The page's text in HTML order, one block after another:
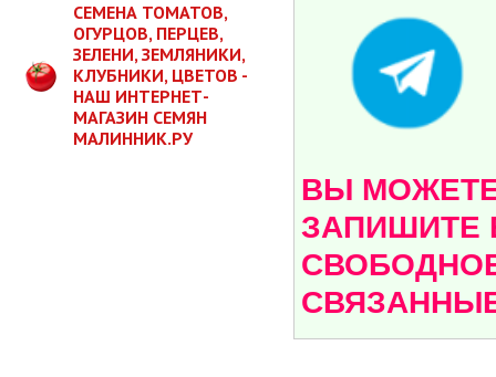
СЕМЕНА ТОМАТОВ,
ОГУРЦОВ, ПЕРЦЕВ,
ЗЕЛЕНИ, ЗЕМЛЯНИКИ,
КЛУБНИКИ, ЦВЕТОВ -
НАШ ИНТЕРНЕТ-
МАГАЗИН СЕМЯН
МАЛИННИК.РУ
ВЫ МОЖЕТЕ
ЗАПИШИТЕ